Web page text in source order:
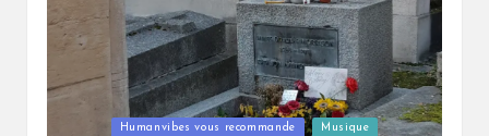
Humanvibes vous recommande Musique